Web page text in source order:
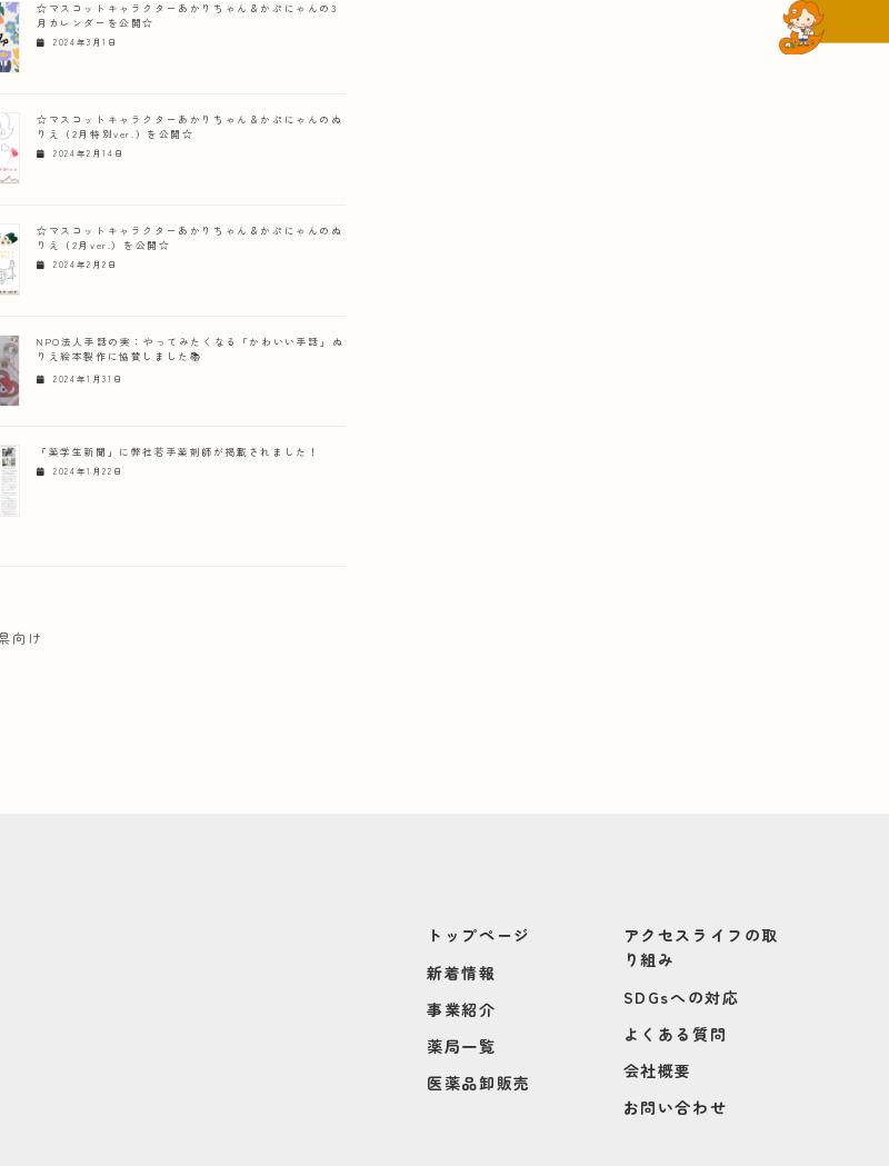
☆マスコットキャラクターあかりちゃん＆かぷにゃんの3
月カレンダーを公開☆
2024年3月1日
☆マスコットキャラクターあかりちゃん＆かぷにゃんのぬ
りえ（2月特別ver.）を公開☆
2024年2月14日
☆マスコットキャラクターあかりちゃん＆かぷにゃんのぬ
りえ（2月ver.）を公開☆
2024年2月2日
NPO法人手話の実：やってみたくなる「かわいい手話」ぬ
りえ絵本製作に協賛しました📚
2024年1月31日
「薬学生新聞」に弊社若手薬剤師が掲載されました！
2024年1月22日
向け
トップページ
新着情報
事業紹介
薬局一覧
医薬品卸販売
アクセスライフの取
り組み
SDGsへの対応
よくある質問
会社概要
お問い合わせ